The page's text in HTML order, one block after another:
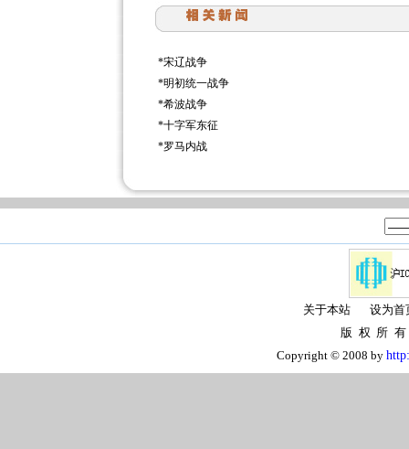
*宋辽战争
*明初统一战争
*希波战争
*十字军东征
*罗马内战